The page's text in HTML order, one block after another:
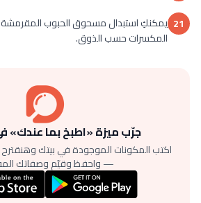
21 يمكنكِ استبدال مسحوق الحبوب
المكسرات حسب الذوق.
جرّب ميزة «اطبخ بما عندك»
اكتب المكونات الموجودة في بيتك
— واحفظ وقيّم وصفاتك